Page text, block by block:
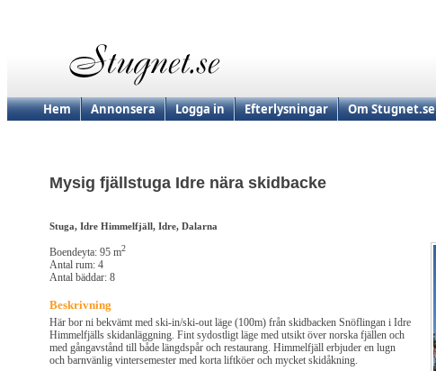
Hem Annonsera Logga in Efterlysningar Om Stugnet.se
Mysig fjällstuga Idre nära skidbacke
Stuga, Idre Himmelfjäll, Idre, Dalarna
Boendeyta: 95 m2
Antal rum: 4
Antal bäddar: 8
Beskrivning
Här bor ni bekvämt med ski-in/ski-out läge (100m) från skidbacken Snöflingan i Idre
Himmelfjälls skidanläggning. Fint sydostligt läge med utsikt över norska fjällen och
med gångavstånd till både längdspår och restaurang. Himmelfjäll erbjuder en lugn
och barnvänlig vintersemester med korta liftköer och mycket skidåkning.